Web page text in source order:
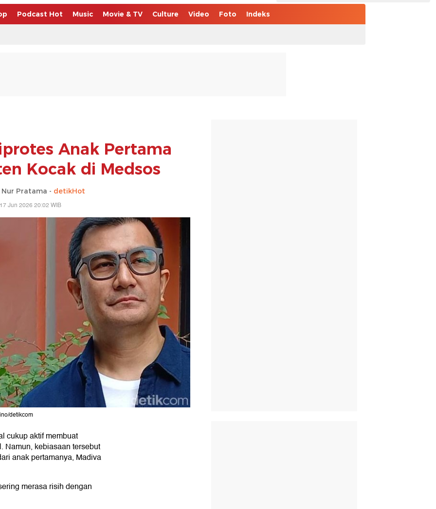
Podcast Hot Music Movie & TV Culture Video Foto Indeks
Anak Pertama
Kocak di Medsos
Pratama - detikHot
Jun 2026 20:02 WIB
detikcom
cukup aktif membuat
Namun, kebiasaan tersebut
anak pertamanya, Madiva
merasa risih dengan